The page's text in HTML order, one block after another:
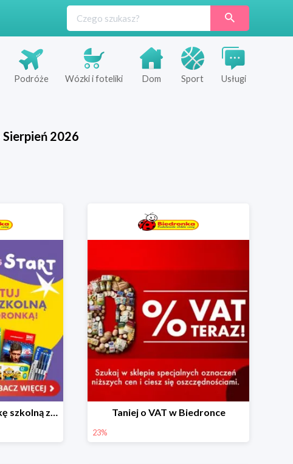
Podróże Wózki i foteliki Dom Sport Usługi
Sierpień 2026
Skompletuj wyprawkę szkolną z Biedronką od 4,99 zł Taniej o VAT w Biedronce
23%